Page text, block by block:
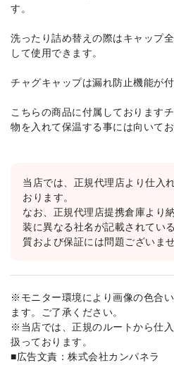
す。
洗ったり詰め替えの際はキャップ
して使用できます。
チャグキャップは漏れ防止機能が付
こちらの商品に付属しております
物を入れて保温する事には向いてお
当店では、正規代理店より仕入
おります。
なお、正規代理店提携倉庫より
装に異なる社名が記載されてい
質および保証には問題ございま
※モニター環境により画像の色合
ます。ご了承ください。
※当店では、正規のルートから仕
扱っております。
■広告文責：株式会社カンパネラ